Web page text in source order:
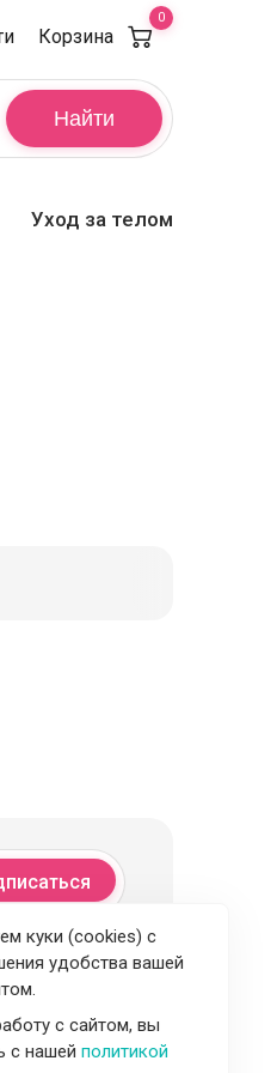
Корзина
0
Найти
Уход за телом
куки (cookies) с
удобства вашей
с сайтом, вы
с нашей политикой